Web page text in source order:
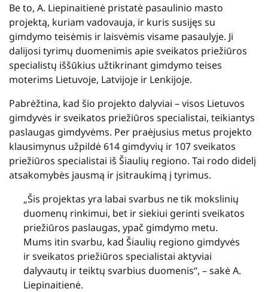
Be to, A. Liepinaitienė pristatė pasaulinio masto
projektą, kuriam vadovauja, ir kuris susijęs su
gimdymo teisėmis ir laisvėmis visame pasaulyje. Ji
dalijosi tyrimų duomenimis apie sveikatos priežiūros
specialistų iššūkius užtikrinant gimdymo teises
moterims Lietuvoje, Latvijoje ir Lenkijoje.
Pabrėžtina, kad šio projekto dalyviai – visos Lietuvos
gimdyvės ir sveikatos priežiūros specialistai, teikiantys
paslaugas gimdyvėms. Per praėjusius metus projekto
klausimynus užpildė 614 gimdyvių ir 107 sveikatos
priežiūros specialistai iš Šiaulių regiono. Tai rodo didelį
atsakomybės jausmą ir įsitraukimą į tyrimus.
„Šis projektas yra labai svarbus ne tik mokslinių
duomenų rinkimui, bet ir siekiui gerinti sveikatos
priežiūros paslaugas, ypač gimdymo metu.
Mums itin svarbu, kad Šiaulių regiono gimdyvės
ir sveikatos priežiūros specialistai aktyviai
dalyvautų ir teiktų svarbius duomenis“, – sakė A.
Liepinaitienė.